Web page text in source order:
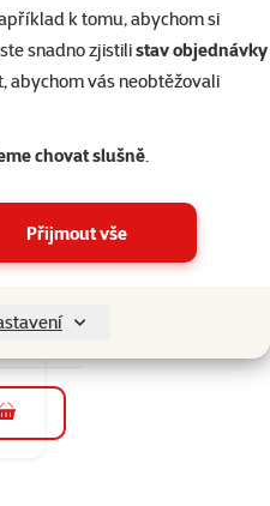
k tomu, abychom si
snadno zjistilistav objednávky
abychom vás neobtěžovali
chovat slušně.
Přijmout vše
15
počet hodnocení: 1
do košíku